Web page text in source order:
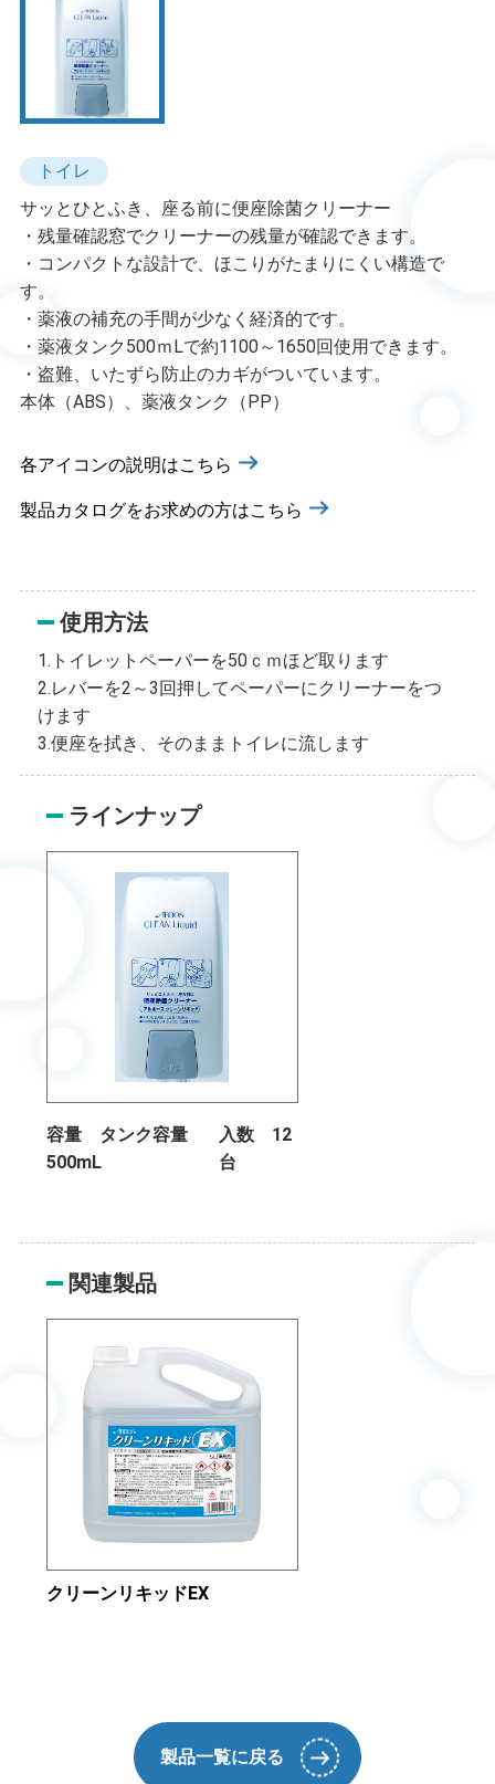
トイレ
サッとひとふき、座る前に便座除菌クリーナー
・残量確認窓でクリーナーの残量が確認できます。
・コンパクトな設計で、ほこりがたまりにくい構造で
す。
・薬液の補充の手間が少なく経済的です。
・薬液タンク500ｍLで約1100～1650回使用できます。
・盗難、いたずら防止のカギがついています。
本体（ABS）、薬液タンク（PP）
各アイコンの説明はこちら
製品カタログをお求めの方はこちら
使用方法
1.トイレットペーパーを50ｃｍほど取ります
2.レバーを2～3回押してペーパーにクリーナーをつ
けます
3.便座を拭き、そのままトイレに流します
ラインナップ
容量 タンク容量
500mL
入数 12
台
関連製品
クリーンリキッドEX
製品一覧に戻る